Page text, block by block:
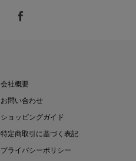
会社概要
お問い合わせ
ショッピングガイド
特定商取引に基づく表記
プライバシーポリシー